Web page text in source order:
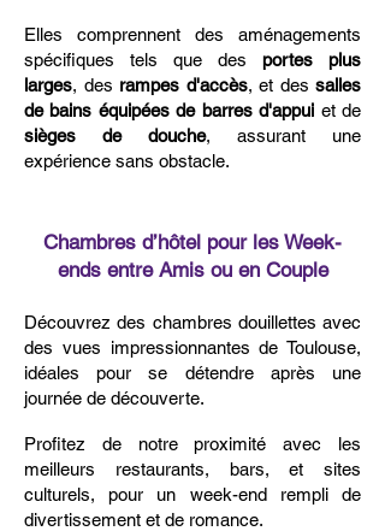
Elles comprennent des aménagements
spécifiques tels que des portes plus
larges, des rampes d'accès, et des salles
de bains équipées de barres d'appui et de
sièges de douche, assurant une
expérience sans obstacle.
Chambres d’hôtel pour les Week-
ends entre Amis ou en Couple
Découvrez des chambres douillettes avec
des vues impressionnantes de Toulouse,
idéales pour se détendre après une
journée de découverte.
Profitez de notre proximité avec les
meilleurs restaurants, bars, et sites
culturels, pour un week-end rempli de
divertissement et de romance.